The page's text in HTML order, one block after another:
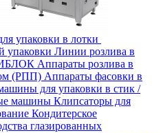
упаковки в лотки
упаковки Линии розлива в
Аппараты розлива в
(РПП) Аппараты фасовки в
для упаковки в стик /
машины Клипсаторы для
Кондитерское
глазированных